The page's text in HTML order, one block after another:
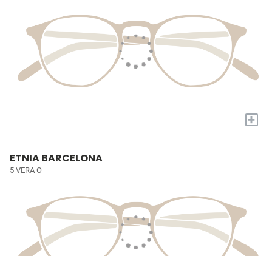
+
ETNIA BARCELONA
5 VERA O